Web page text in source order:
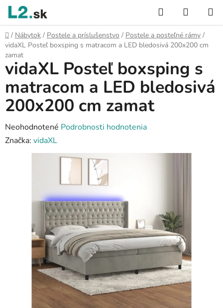
Prejsť
obsah
Hľadať
KOŠÍK
Domov
/ Nábytok / Postele a príslušenstvo / Postele a posteľné rámy /
vidaXL Posteľ boxsping s matracom a LED bledosivá 200x200 cm
zamat
vidaXL Posteľ boxsping s
matracom a LED bledosivá
200x200 cm zamat
Priemerné
hodnotenie
produktu
hviezdičiek.
Neohodnotené Podrobnosti hodnotenia
Značka: vidaXL